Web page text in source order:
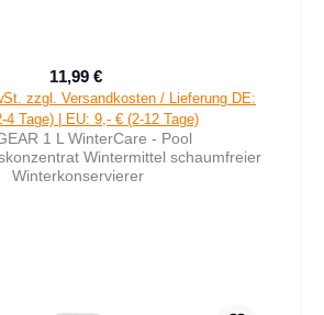
Verkaufspreis:
11,99 €
zzgl. Versandkosten / Lieferung DE:
4 Tage) | EU: 9,- € (2-12 Tage)
1 L WinterCare - Pool
Wintermittel schaumfreier
Winterkonservierer